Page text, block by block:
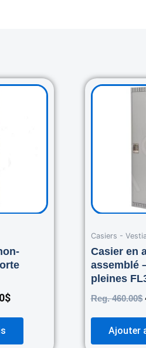
$
Current
Casiers -
Casier en
assemblé
pleines
Reg.460.00$
Ajouter